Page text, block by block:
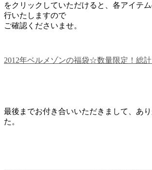
をクリックしていただけると、各アイテ
行いたしますので
ご確認くださいませ。
2012年ベルメゾンの福袋☆数量限定！総計
最後までお付き合いいただきまして、あ
た。